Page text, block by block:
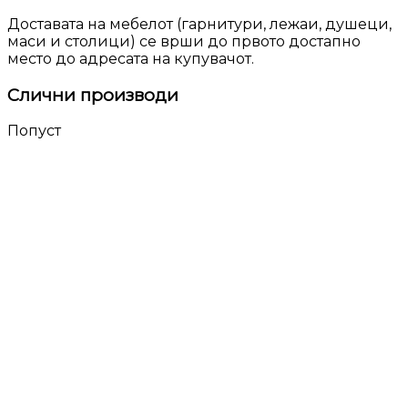
Доставата на мебелот (гарнитури, лежаи, душеци,
маси и столици) се врши до првото достапно
место до адресата на купувачот.
Слични производи
Попуст